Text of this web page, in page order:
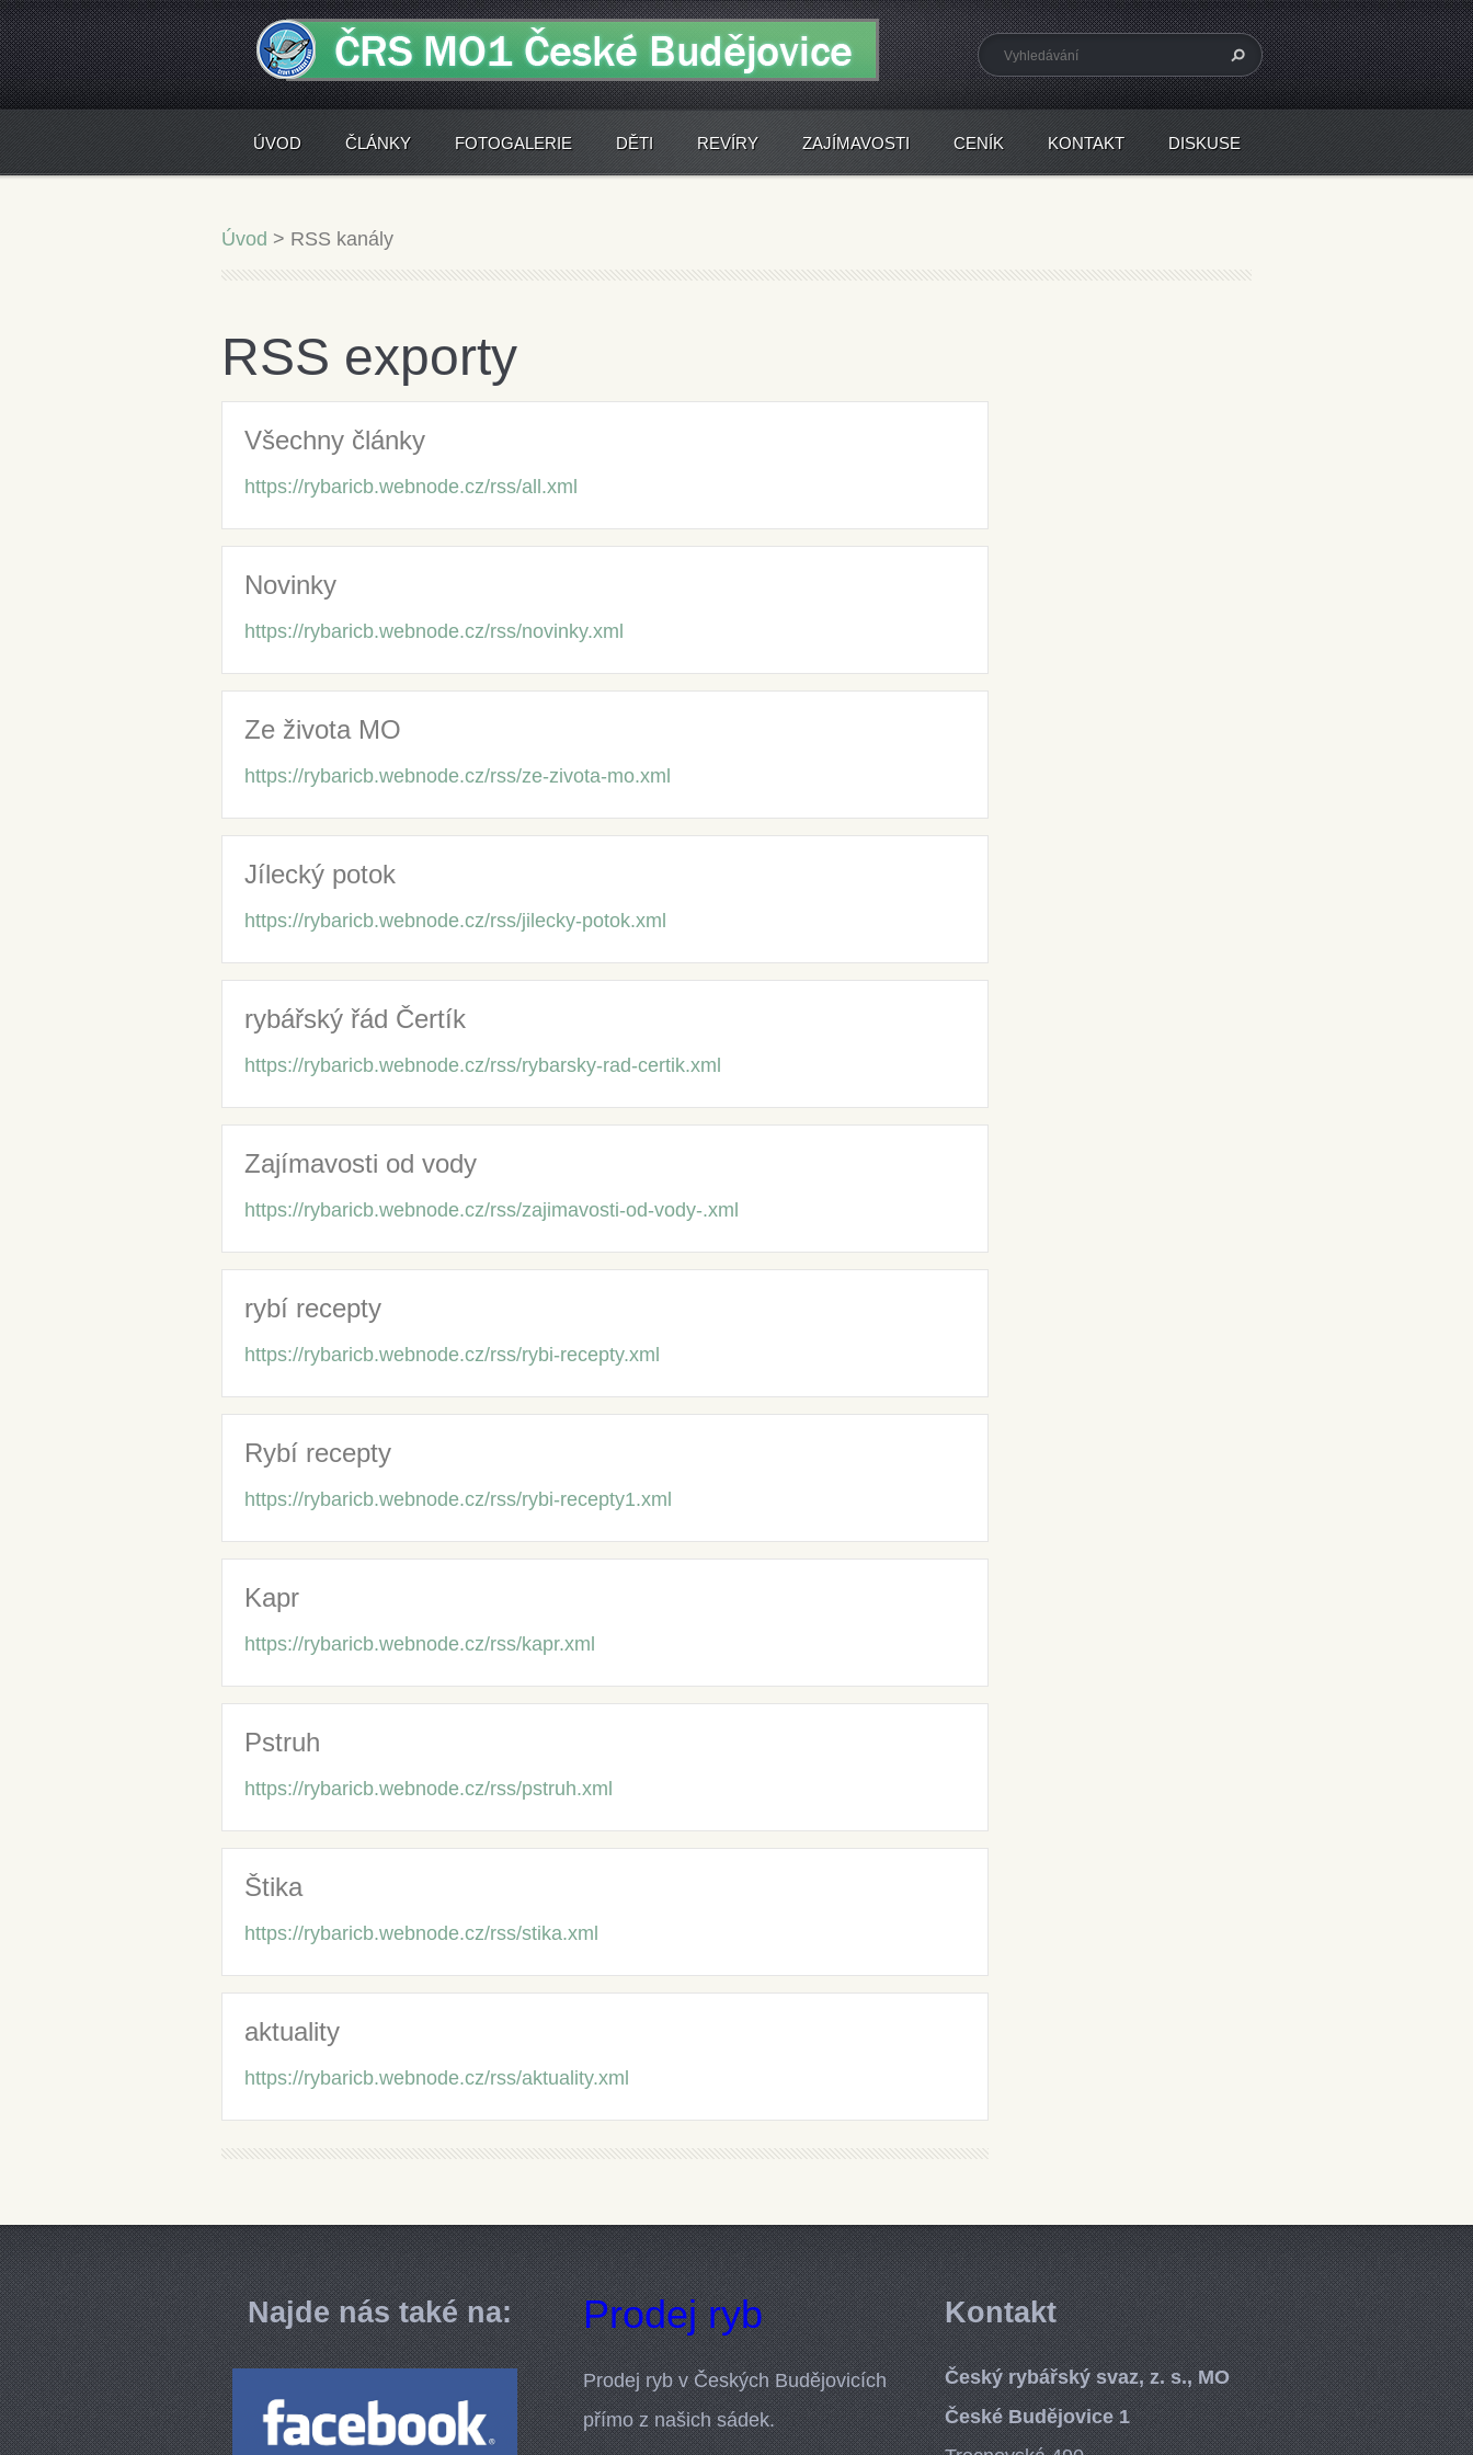
ÚVOD ČLÁNKY FOTOGALERIE DĚTI REVÍRY ZAJÍMAVOSTI CENÍK KONTAKT DISKUSE
Úvod > RSS kanály
RSS exporty
Všechny články
https://rybaricb.webnode.cz/rss/all.xml
Novinky
https://rybaricb.webnode.cz/rss/novinky.xml
Ze života MO
https://rybaricb.webnode.cz/rss/ze-zivota-mo.xml
Jílecký potok
https://rybaricb.webnode.cz/rss/jilecky-potok.xml
rybářský řád Čertík
https://rybaricb.webnode.cz/rss/rybarsky-rad-certik.xml
Zajímavosti od vody
https://rybaricb.webnode.cz/rss/zajimavosti-od-vody-.xml
rybí recepty
https://rybaricb.webnode.cz/rss/rybi-recepty.xml
Rybí recepty
https://rybaricb.webnode.cz/rss/rybi-recepty1.xml
Kapr
https://rybaricb.webnode.cz/rss/kapr.xml
Pstruh
https://rybaricb.webnode.cz/rss/pstruh.xml
Štika
https://rybaricb.webnode.cz/rss/stika.xml
aktuality
https://rybaricb.webnode.cz/rss/aktuality.xml
Najde nás také na: Prodej ryb
Prodej ryb v Českých Budějovicích
přímo z našich sádek.
Kontakt
Český rybářský svaz, z. s., MO
České Budějovice 1